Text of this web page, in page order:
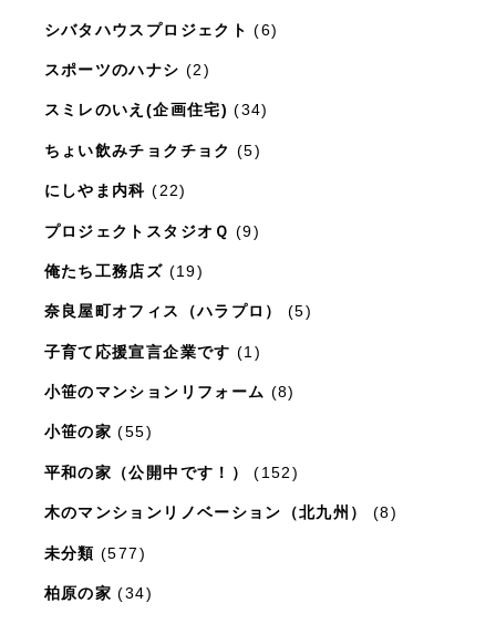
シバタハウスプロジェクト (6)
スポーツのハナシ (2)
スミレのいえ(企画住宅) (34)
ちょい飲みチョクチョク (5)
にしやま内科 (22)
プロジェクトスタジオＱ (9)
俺たち工務店ズ (19)
奈良屋町オフィス（ハラプロ） (5)
子育て応援宣言企業です (1)
小笹のマンションリフォーム (8)
小笹の家 (55)
平和の家（公開中です！） (152)
木のマンションリノベーション（北九州） (8)
未分類 (577)
柏原の家 (34)